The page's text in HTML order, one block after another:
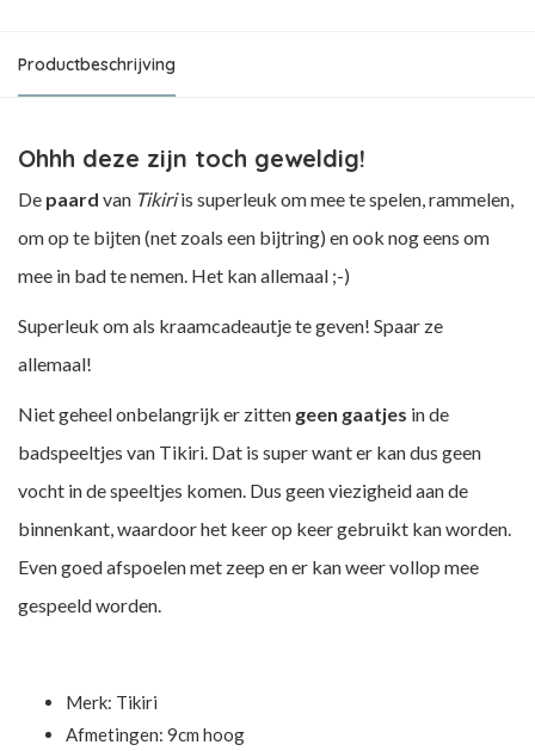
Productbeschrijving
Ohhh deze zijn toch geweldig!
De paard van Tikiriis superleuk om mee te spelen, rammelen,
om op te bijten (net zoals een bijtring) en ook nog eens om
mee in bad te nemen. Het kan allemaal ;-)
Superleuk om als kraamcadeautje te geven! Spaar ze
allemaal!
Niet geheel onbelangrijk er zitten geen gaatjes in de
badspeeltjes van Tikiri. Dat is super want er kan dus geen
vocht in de speeltjes komen. Dus geen viezigheid aan de
binnenkant, waardoor het keer op keer gebruikt kan worden.
Even goed afspoelen met zeep en er kan weer vollop mee
gespeeld worden.
Merk: Tikiri
Afmetingen: 9cm hoog